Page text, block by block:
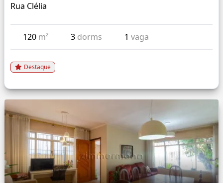
Rua Clélia
120 m² 3 dorms 1vaga
Destaque